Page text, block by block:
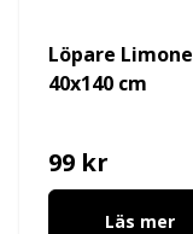
Löpare Limone
40x140 cm
99 kr
Läs mer